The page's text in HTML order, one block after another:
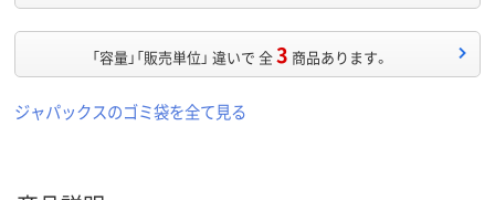
「容量」「販売単位」 違いで 全3 商品あります。
ジャパックスのゴミ袋を全て見る